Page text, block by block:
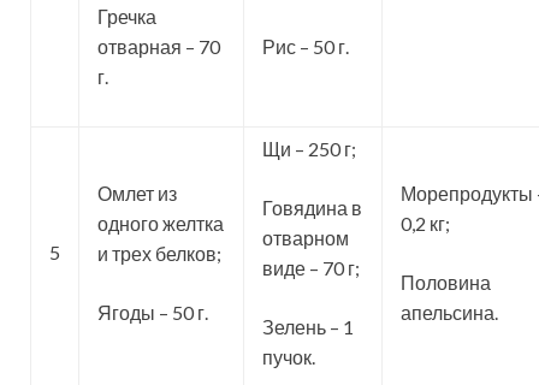
Гречка
отварная – 70
г.
Рис – 50 г.
5
Омлет из
одного желтка
и трех белков;
Ягоды – 50 г.
Щи – 250 г;
Говядина в
отварном
виде – 70 г;
Зелень – 1
пучок.
Морепродукты
0,2 кг;
Половина
апельсина.